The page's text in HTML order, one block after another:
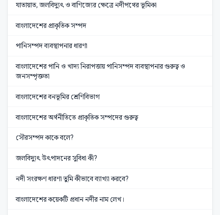
যাতায়াত, জলবিদ্যুৎ ও বাণিজ্যের ক্ষেত্রে নদীপথের ভূমিকা
বাংলাদেশের প্রাকৃতিক সম্পদ
পানিসম্পদ ব্যবস্থাপনার ধারণা
বাংলাদেশের পানি ও খাদ্য নিরাপত্তায় পানিসম্পদ ব্যবস্থাপনার গুরুত্ব ও
জনসম্পৃক্ততা
বাংলাদেশের বনভূমির শ্রেণিবিভাগ
বাংলাদেশের অর্থনীতিতে প্রাকৃতিক সম্পদের গুরুত্ব
সৌরসম্পদ কাকে বলে?
জলবিদ্যুৎ উৎপাদনের সুবিধা কী?
নদী সংরক্ষণ ধারণা তুমি কীভাবে ব্যাখ্যা করবে?
বাংলাদেশের কয়েকটি প্রধান নদীর নাম লেখ।